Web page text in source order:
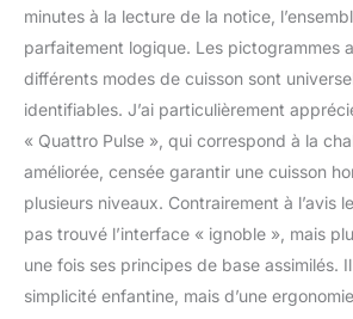
minutes à la lecture de la notice,
parfaitement logique. Les pictogrammes
différents modes de cuisson sont
identifiables. J’ai particulièrement
« Quattro Pulse », qui correspond à la
améliorée, censée garantir une cuisson
plusieurs niveaux. Contrairement à l’avis
pas trouvé l’interface « ignoble », mais
une fois ses principes de base assimilés. Il
simplicité enfantine, mais d’une